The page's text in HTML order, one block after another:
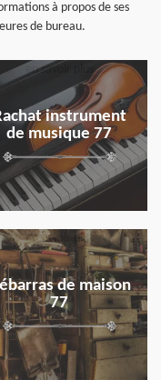
à propos de ses
de bureau.
instrument
de musique 77
en savoir plus
de maison
77
en savoir plus